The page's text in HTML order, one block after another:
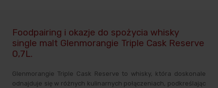
Foodpairing i okazje do spożycia whisky
single malt Glenmorangie Triple Cask Reserve
0,7L.
Glenmorangie Triple Cask Reserve to whisky, która doskonale
odnajduje się w różnych kulinarnych połączeniach, podkreślając